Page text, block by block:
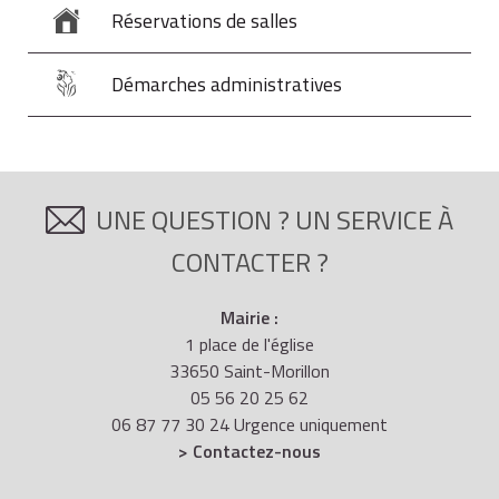
Réservations de salles
Démarches administratives
UNE QUESTION ? UN SERVICE À
CONTACTER ?
Mairie :
1 place de l'église
33650 Saint-Morillon
05 56 20 25 62
06 87 77 30 24 Urgence uniquement
> Contactez-nous